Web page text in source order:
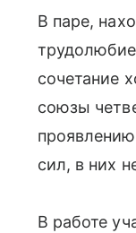
В паре,
сочетание
союзы
сил, в них
В работе